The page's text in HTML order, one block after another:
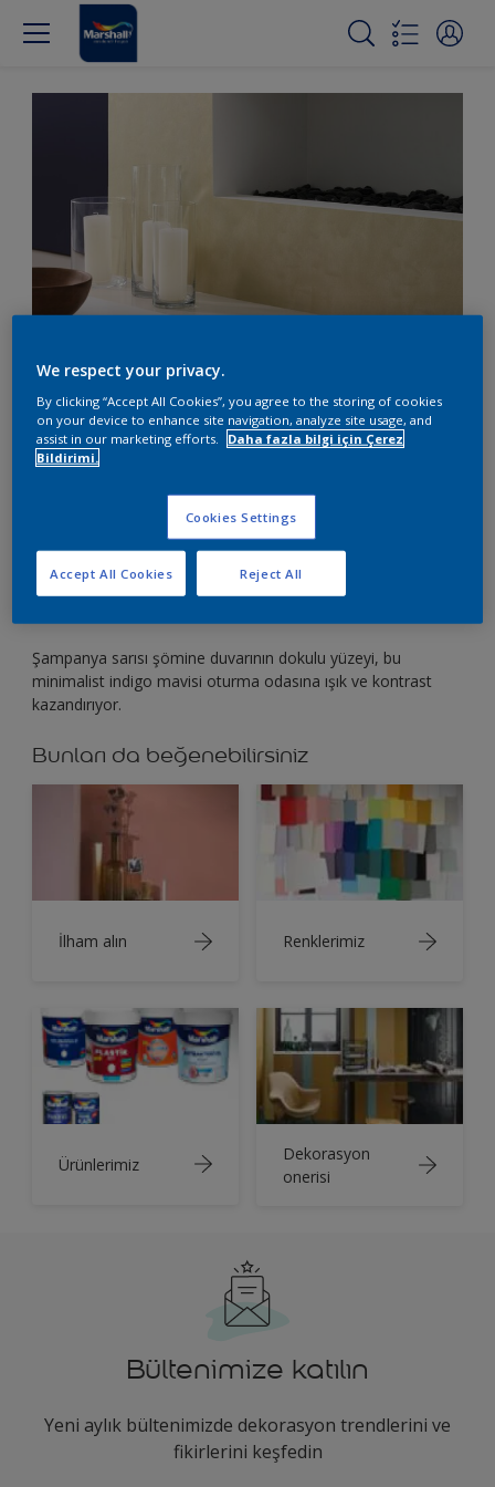
Karamsar maviyi uçuk
sarıyla dengeleyin
Kontrast ve ışık için indigo maviyi uçuk sarı ile
Şampanya sarısı şömine duvarının dokulu yüzeyi, bu
minimalist indigo mavisi oturma odasına ışık ve kontrast
kazandırıyor.
Bunları da beğenebilirsiniz
İlham alın Renklerimiz
Ürünlerimiz
Dekorasyon
onerisi
Bültenimize katılın
Yeni aylık bültenimizde dekorasyon trendlerini ve
fikirlerini keşfedin
We respect your privacy.
By clicking “Accept All Cookies”, you agree to the storing of cookies
on your device to enhance site navigation, analyze site usage, and
assist in our marketing efforts.
Daha fazla bilgi için Çerez
Bildirimi.
Cookies Settings
Reject All
Accept All Cookies